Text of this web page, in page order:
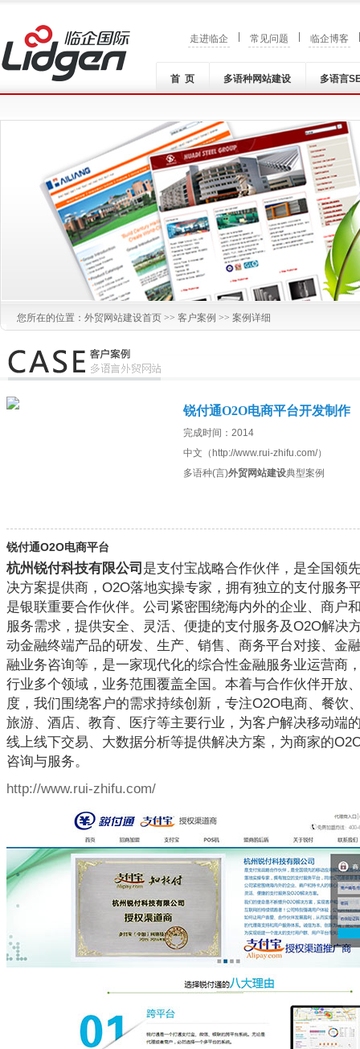
走进临企 常见问题 临企博客
首 页 多语种网站建设 多语言
您所在的位置： 外贸网站建设首页 >> 客户案例 >> 案例详细
锐付通O2O电商平台开发制作
完成时间：2014
中文（http://www.rui-zhifu.com/）
多语种(言)外贸网站建设典型案例
锐付通O2O电商平台
杭州锐付科技有限公司 是支付宝战略合作伙伴，是全国领
决方案提供商，O2O落地实操专家，拥有独立的支付服务
是银联重要合作伙伴。公司紧密围绕海内外的企业、商户
服务需求，提供安全、灵活、便捷的支付服务及O2O解决
动金融终端产品的研发、生产、销售、商务平台对接、金
融业务咨询等，是一家现代化的综合性金融服务业运营商
行业多个领域，业务范围覆盖全国。本着与合作伙伴开放
度，我们围绕客户的需求持续创新，专注O2O电商、餐饮
旅游、酒店、教育、医疗等主要行业，为客户解决移动端
线上线下交易、大数据分析等提供解决方案，为商家的
咨询与服务。
http://www.rui-zhifu.com/